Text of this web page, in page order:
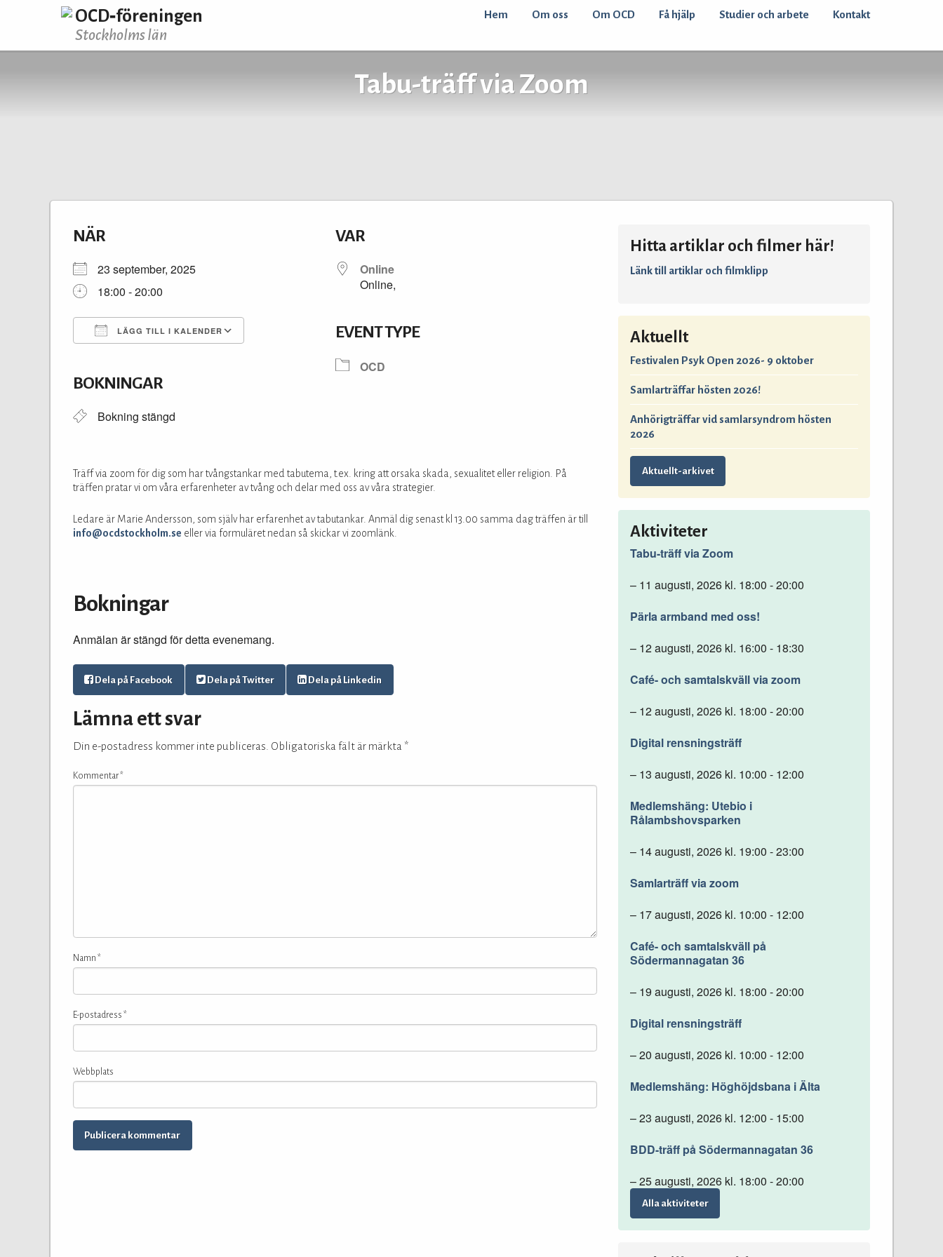
OCD‑föreningen
Stockholms län
Hem Om oss Om OCD Få hjälp Studier och arbete Kontakt
Tabu-träff via Zoom
NÄR
23 september, 2025
18:00 - 20:00
LÄGG TILL I KALENDER
BOKNINGAR
Bokning stängd
VAR
Online
Online,
EVENT TYPE
OCD
Träff via zoom för dig som har tvångstankar med tabutema, t.ex. kring att orsaka skada, sexualitet eller religion. På
träffen pratar vi om våra erfarenheter av tvång och delar med oss av våra strategier.
Ledare är Marie Andersson, som själv har erfarenhet av tabutankar. Anmäl dig senast kl 13.00 samma dag träffen är till
info@ocdstockholm.se eller via formuläret nedan så skickar vi zoomlänk.
Bokningar
Anmälan är stängd för detta evenemang.
Dela på Facebook Dela på Twitter Dela på Linkedin
Lämna ett svar
Din e-postadress kommer inte publiceras. Obligatoriska fält är märkta *
Kommentar*
Namn *
E-postadress *
Webbplats
Hitta artiklar och filmer här!
Länk till artiklar och filmklipp
Aktuellt
Festivalen Psyk Open 2026- 9 oktober
Samlarträffar hösten 2026!
Anhörigträffar vid samlarsyndrom hösten
2026
Aktuellt-arkivet
Aktiviteter
Tabu-träff via Zoom
– 11 augusti, 2026 kl. 18:00 - 20:00
Pärla armband med oss!
– 12 augusti, 2026 kl. 16:00 - 18:30
Café- och samtalskväll via zoom
– 12 augusti, 2026 kl. 18:00 - 20:00
Digital rensningsträff
– 13 augusti, 2026 kl. 10:00 - 12:00
Medlemshäng: Utebio i
Rålambshovsparken
– 14 augusti, 2026 kl. 19:00 - 23:00
Samlarträff via zoom
– 17 augusti, 2026 kl. 10:00 - 12:00
Café- och samtalskväll på
Södermannagatan 36
– 19 augusti, 2026 kl. 18:00 - 20:00
Digital rensningsträff
– 20 augusti, 2026 kl. 10:00 - 12:00
Medlemshäng: Höghöjdsbana i Älta
– 23 augusti, 2026 kl. 12:00 - 15:00
BDD-träff på Södermannagatan 36
– 25 augusti, 2026 kl. 18:00 - 20:00
Alla aktiviteter